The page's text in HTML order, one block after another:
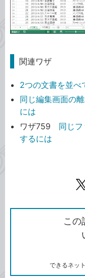
関連ワザ
2つの文書を並べ
同じ編集画面の
には
ワザ759 同じ
するには
この
できるネッ